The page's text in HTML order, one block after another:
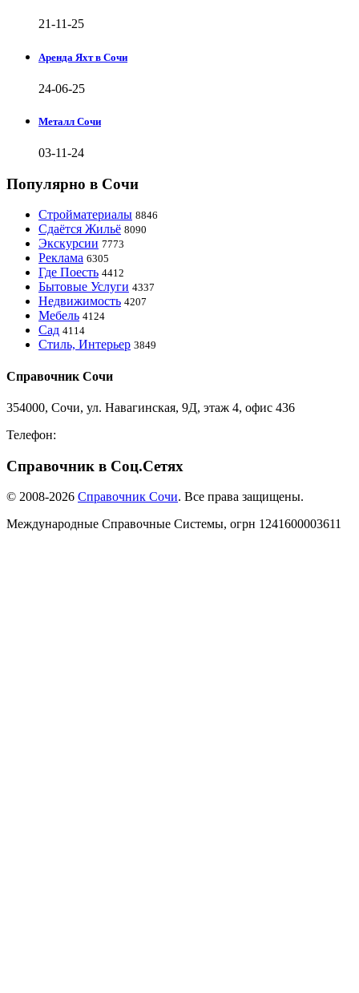
21-11-25
Аренда Яхт в Сочи
24-06-25
Металл Сочи
03-11-24
Популярно в Сочи
Стройматериалы 8846
Сдаётся Жильё 8090
Экскурсии 7773
Реклама 6305
Где Поесть 4412
Бытовые Услуги 4337
Недвижимость 4207
Мебель 4124
Сад 4114
Стиль, Интерьер 3849
Справочник Сочи
354000, Сочи, ул. Навагинская, 9Д, этаж 4, офис 436
Телефон:
Справочник в Соц.Сетях
© 2008-2026 Справочник Сочи. Все права защищены.
Международные Справочные Системы, огрн 1241600003611